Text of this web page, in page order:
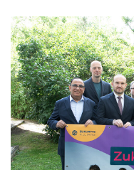
Helvetia Österreich
Interzero
karriere.at
Ketchum GmbH
Kinderwunschzentrum
Kostenwahrheit